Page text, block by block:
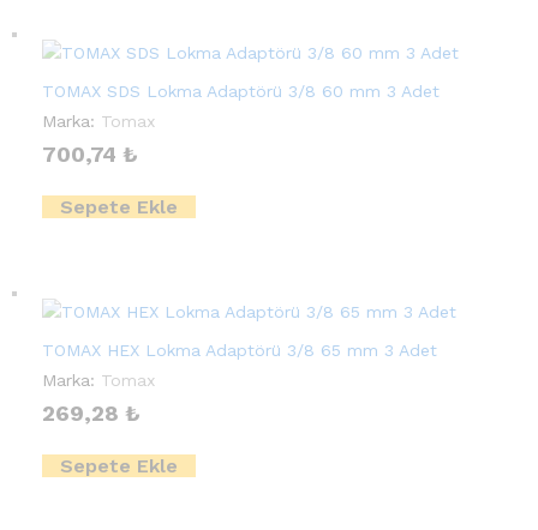
TOMAX SDS Lokma Adaptörü 3/8 60 mm 3 Adet
Marka: Tomax
700,74 ₺
Sepete Ekle
TOMAX HEX Lokma Adaptörü 3/8 65 mm 3 Adet
Marka: Tomax
269,28 ₺
Sepete Ekle